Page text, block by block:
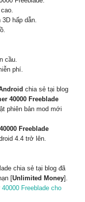
hấp dẫn.
cầu.
phí.
chia sẻ tại blog
40000 Freeblade
phiên bản mod mới
Freeblade
4.4 trở lên.
chia sẻ tại blog đã
[Unlimited Money].
Freeblade cho